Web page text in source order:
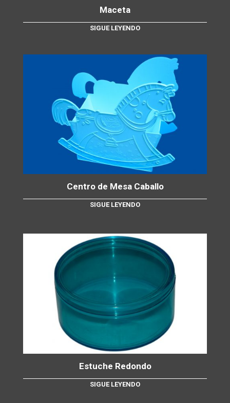
Maceta
SIGUE LEYENDO
Centro de Mesa Caballo
SIGUE LEYENDO
Estuche Redondo
SIGUE LEYENDO